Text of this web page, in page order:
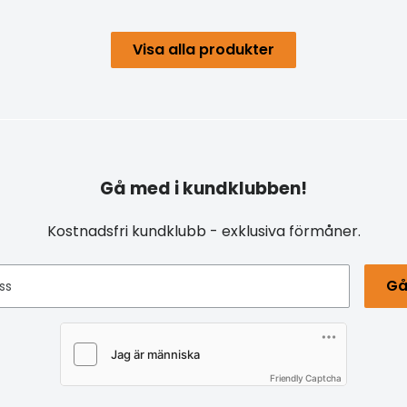
Visa alla produkter
Gå med i kundklubben!
Kostnadsfri kundklubb - exklusiva förmåner.
Friendly Captcha